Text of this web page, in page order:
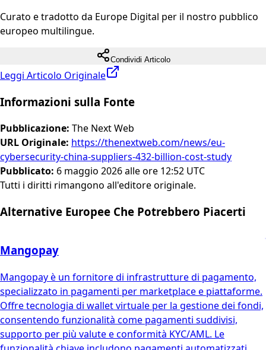
Curato e tradotto da Europe Digital per il nostro pubblico
europeo multilingue.
Condividi Articolo
Leggi Articolo Originale
Informazioni sulla Fonte
Pubblicazione: The Next Web
URL Originale: https://thenextweb.com/news/eu-
cybersecurity-china-suppliers-432-billion-cost-study
Pubblicato: 6 maggio 2026 alle ore 12:52 UTC
Tutti i diritti rimangono all'editore originale.
Alternative Europee Che Potrebbero Piacerti
Mangopay
Mangopay è un fornitore di infrastrutture di pagamento,
specializzato in pagamenti per marketplace e piattaforme.
Offre tecnologia di wallet virtuale per la gestione dei fondi,
consentendo funzionalità come pagamenti suddivisi,
supporto per più valute e conformità KYC/AML. Le